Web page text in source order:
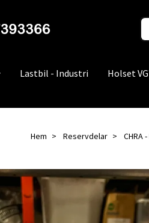
Lastbil - Industri Holset
Hem Reservdelar CHRA